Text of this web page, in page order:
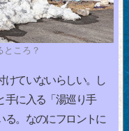
ところ？
けていないらしい。し
手に入る「湯巡り手
る。なのにフロントに